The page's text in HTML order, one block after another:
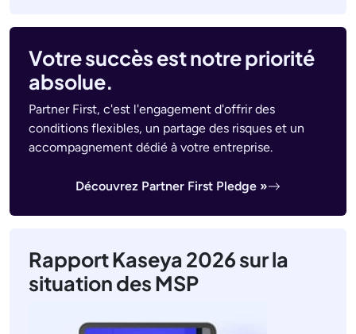
Votre succès est notre priorité
absolue.
Partner First, c'est l'engagement d'offrir des
conditions flexibles, un partage des risques et un
accompagnement dédié à votre entreprise.
Découvrez Partner First Pledge »
Rapport Kaseya 2026 sur la
situation des MSP